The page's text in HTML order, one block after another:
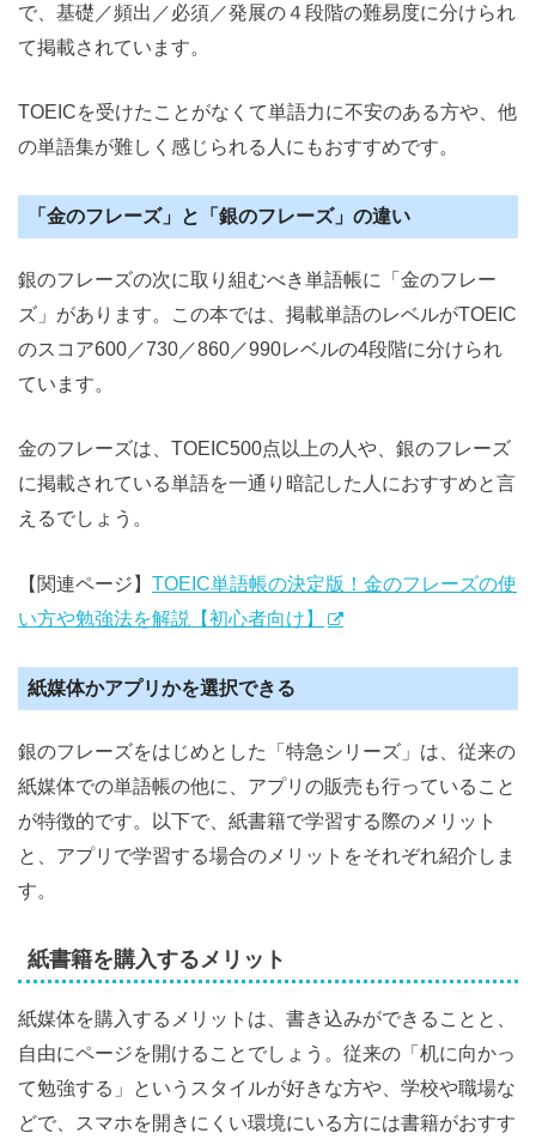
で、基礎／頻出／必須／発展の４段階の難易度に分けられ
て掲載されています。
TOEICを受けたことがなくて単語力に不安のある方や、他
の単語集が難しく感じられる人にもおすすめです。
「金のフレーズ」と「銀のフレーズ」の違い
銀のフレーズの次に取り組むべき単語帳に「金のフレー
ズ」があります。この本では、掲載単語のレベルがTOEIC
のスコア600／730／860／990レベルの4段階に分けられ
ています。
金のフレーズは、TOEIC500点以上の人や、銀のフレーズ
に掲載されている単語を一通り暗記した人におすすめと言
えるでしょう。
【関連ページ】 TOEIC単語帳の決定版！金のフレーズの使
い方や勉強法を解説【初心者向け】
紙媒体かアプリかを選択できる
銀のフレーズをはじめとした「特急シリーズ」は、従来の
紙媒体での単語帳の他に、アプリの販売も行っていること
が特徴的です。以下で、紙書籍で学習する際のメリット
と、アプリで学習する場合のメリットをそれぞれ紹介しま
す。
紙書籍を購入するメリット
紙媒体を購入するメリットは、書き込みができることと、
自由にページを開けることでしょう。従来の「机に向かっ
て勉強する」というスタイルが好きな方や、学校や職場な
どで、スマホを開きにくい環境にいる方には書籍がおすす